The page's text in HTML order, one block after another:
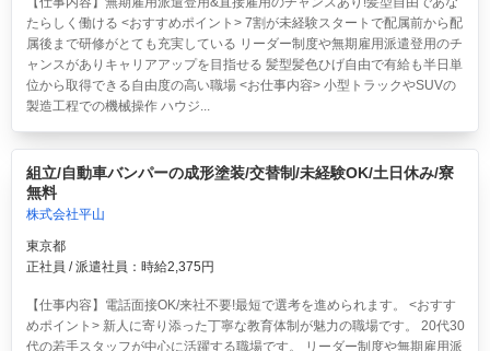
たらしく働ける <おすすめポイント> 7割が未経験スタートで配属前から配
属後まで研修がとても充実している リーダー制度や無期雇用派遣登用のチ
ャンスがありキャリアアップを目指せる 髪型髪色ひげ自由で有給も半日単
位から取得できる自由度の高い職場 <お仕事内容> 小型トラックやSUVの
製造工程での機械操作 ハウジ...
組立/自動車バンパーの成形塗装/交替制/未経験OK/土日休み/寮
無料
株式会社平山
東京都
正社員 / 派遣社員：時給2,375円
【仕事内容】電話面接OK/来社不要!最短で選考を進められます。 <おすす
めポイント> 新人に寄り添った丁寧な教育体制が魅力の職場です。 20代30
代の若手スタッフが中心に活躍する職場です。 リーダー制度や無期雇用派